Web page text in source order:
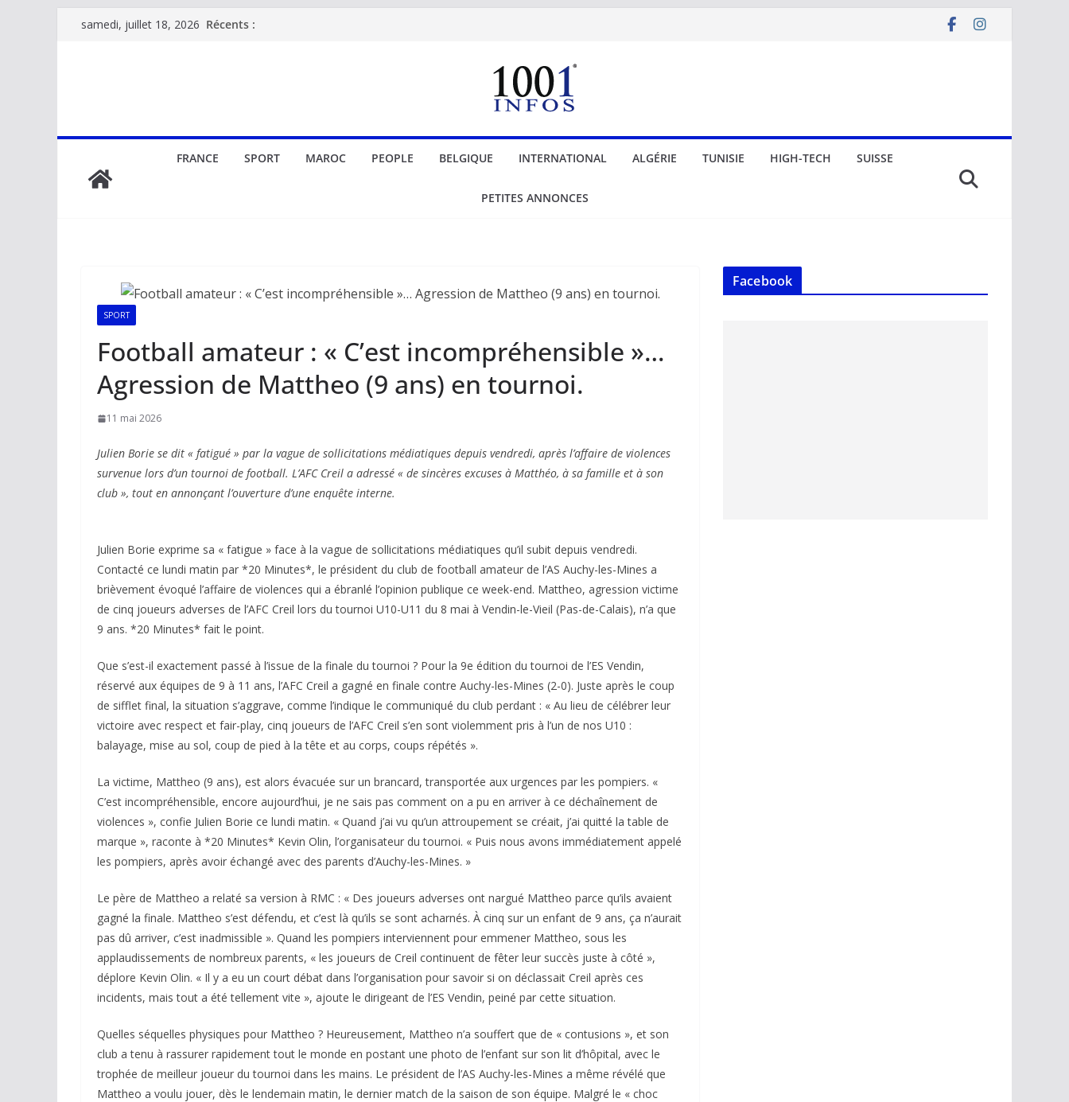
Passersamedi, juillet 18, 2026 Récents :
FRANCE SPORT MAROC PEOPLE BELGIQUE INTERNATIONAL ALGÉRIE TUNISIE HIGH-TECH SUISSE
PETITES ANNONCES
SPORT
Football amateur : « C’est incompréhensible »…
Agression de Mattheo (9 ans) en tournoi.
11 mai 2026
Julien Borie se dit « fatigué » par la vague de sollicitations médiatiques depuis vendredi, après l’affaire de violences
survenue lors d’un tournoi de football. L’AFC Creil a adressé « de sincères excuses à Matthéo, à sa famille et à son
club », tout en annonçant l’ouverture d’une enquête interne.
Julien Borie exprime sa « fatigue » face à la vague de sollicitations médiatiques qu’il subit depuis vendredi.
Contacté ce lundi matin par *20 Minutes*, le président du club de football amateur de l’AS Auchy-les-Mines a
brièvement évoqué l’affaire de violences qui a ébranlé l’opinion publique ce week-end. Mattheo, agression victime
de cinq joueurs adverses de l’AFC Creil lors du tournoi U10-U11 du 8 mai à Vendin-le-Vieil (Pas-de-Calais), n’a que
9 ans. *20 Minutes* fait le point.
Que s’est-il exactement passé à l’issue de la finale du tournoi ? Pour la 9e édition du tournoi de l’ES Vendin,
réservé aux équipes de 9 à 11 ans, l’AFC Creil a gagné en finale contre Auchy-les-Mines (2-0). Juste après le coup
de sifflet final, la situation s’aggrave, comme l’indique le communiqué du club perdant : « Au lieu de célébrer leur
victoire avec respect et fair-play, cinq joueurs de l’AFC Creil s’en sont violemment pris à l’un de nos U10 :
balayage, mise au sol, coup de pied à la tête et au corps, coups répétés ».
La victime, Mattheo (9 ans), est alors évacuée sur un brancard, transportée aux urgences par les pompiers. «
C’est incompréhensible, encore aujourd’hui, je ne sais pas comment on a pu en arriver à ce déchaînement de
violences », confie Julien Borie ce lundi matin. « Quand j’ai vu qu’un attroupement se créait, j’ai quitté la table de
marque », raconte à *20 Minutes* Kevin Olin, l’organisateur du tournoi. « Puis nous avons immédiatement appelé
les pompiers, après avoir échangé avec des parents d’Auchy-les-Mines. »
Le père de Mattheo a relaté sa version à RMC : « Des joueurs adverses ont nargué Mattheo parce qu’ils avaient
gagné la finale. Mattheo s’est défendu, et c’est là qu’ils se sont acharnés. À cinq sur un enfant de 9 ans, ça n’aurait
pas dû arriver, c’est inadmissible ». Quand les pompiers interviennent pour emmener Mattheo, sous les
applaudissements de nombreux parents, « les joueurs de Creil continuent de fêter leur succès juste à côté »,
déplore Kevin Olin. « Il y a eu un court débat dans l’organisation pour savoir si on déclassait Creil après ces
incidents, mais tout a été tellement vite », ajoute le dirigeant de l’ES Vendin, peiné par cette situation.
Quelles séquelles physiques pour Mattheo ? Heureusement, Mattheo n’a souffert que de « contusions », et son
club a tenu à rassurer rapidement tout le monde en postant une photo de l’enfant sur son lit d’hôpital, avec le
trophée de meilleur joueur du tournoi dans les mains. Le président de l’AS Auchy-les-Mines a même révélé que
Mattheo a voulu jouer, dès le lendemain matin, le dernier match de la saison de son équipe. Malgré le « choc
Facebook